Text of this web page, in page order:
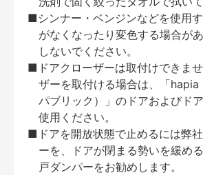
■シンナー・ベンジンなどを使用
がなくなったり変色する場合が
しないでください。
■ドアクローザーは取付けできま
ザーを取付ける場合は、「
パブリック）」のドアおよびド
使用ください。
■ドアを開放状態で止めるには弊
ーを、ドアが閉まる勢いを緩め
戸ダンパーをお勧めします。